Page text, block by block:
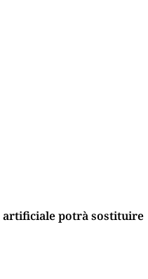
artificiale potrà sostituire